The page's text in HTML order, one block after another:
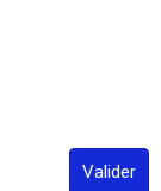
Valider